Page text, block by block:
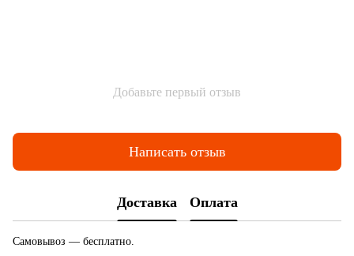
Добавьте первый отзыв
Написать отзыв
Доставка Оплата
Самовывоз — бесплатно.